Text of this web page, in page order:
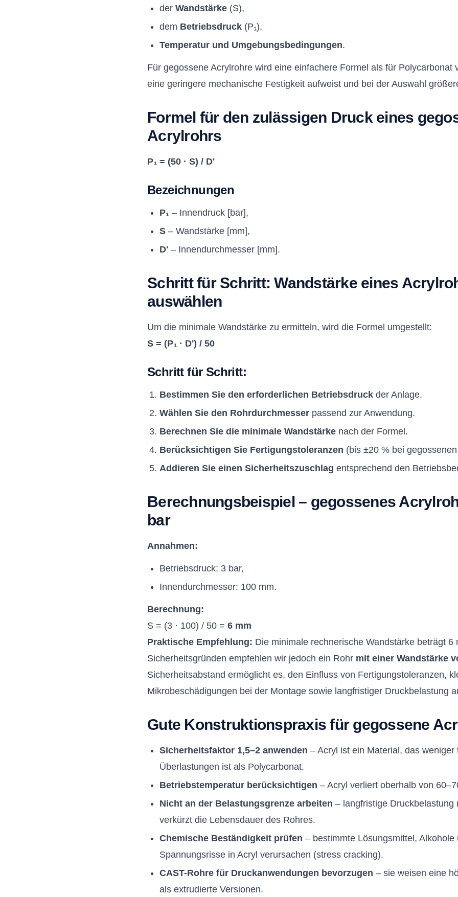
der Wandstärke (S),
dem Betriebsdruck (P₁),
Temperatur und Umgebungsbedingungen.
Für gegossene Acrylrohre wird eine einfachere Formel als für Polycarbonat
eine geringere mechanische Festigkeit aufweist und bei der Auswahl
Formel für den zulässigen Druck eines
Acrylrohrs
P₁ = (50 · S) / D'
Bezeichnungen
P₁ – Innendruck [bar],
S – Wandstärke [mm],
D' – Innendurchmesser [mm].
Schritt für Schritt: Wandstärke eines
auswählen
Um die minimale Wandstärke zu ermitteln, wird die Formel umgestellt:
S = (P₁ · D') / 50
Schritt für Schritt:
Bestimmen Sie den erforderlichen Betriebsdruck der Anlage.
Wählen Sie den Rohrdurchmesser passend zur Anwendung.
Berechnen Sie die minimale Wandstärke nach der Formel.
Berücksichtigen Sie Fertigungstoleranzen (bis ±20 % bei
Addieren Sie einen Sicherheitszuschlag entsprechend den
Berechnungsbeispiel – gegossenes
bar
Annahmen:
Betriebsdruck: 3 bar,
Innendurchmesser: 100 mm.
Berechnung:
S = (3 · 100) / 50 = 6 mm
Praktische Empfehlung: Die minimale rechnerische Wandstärke beträgt 6
Sicherheitsgründen empfehlen wir jedoch ein Rohr mit einer Wandstärke
Sicherheitsabstand ermöglicht es, den Einfluss von Fertigungstoleranzen,
Mikrobeschädigungen bei der Montage sowie langfristiger Druckbelastung
Gute Konstruktionspraxis für gegossene
Sicherheitsfaktor 1,5–2 anwenden – Acryl ist ein Material, das
Überlastungen ist als Polycarbonat.
Betriebstemperatur berücksichtigen – Acryl verliert oberhalb von
Nicht an der Belastungsgrenze arbeiten – langfristige Druckbelastung
verkürzt die Lebensdauer des Rohres.
Chemische Beständigkeit prüfen – bestimmte Lösungsmittel, Alkohole
Spannungsrisse in Acryl verursachen (stress cracking).
CAST-Rohre für Druckanwendungen bevorzugen – sie weisen eine
als extrudierte Versionen.